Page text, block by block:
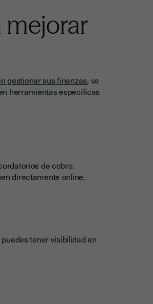
mejorar
gestionar sus finanzas, va
herramientas específicas
de cobro.
directamente online.
tener visibilidad en